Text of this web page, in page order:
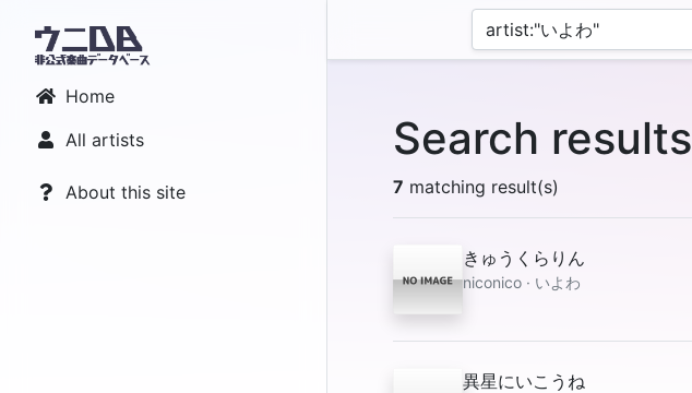
Home
All artists
About this site
Search results
7 matching result(s)
きゅうくらりん
niconico · いよわ
異星にいこうね